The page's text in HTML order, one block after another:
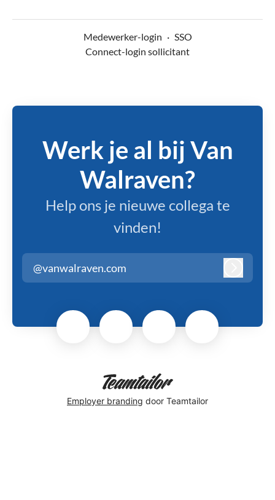
Medewerker-login · SSO
Connect-login sollicitant
Werk je al bij Van
Walraven?
Help ons je nieuwe collega te
vinden!
@vanwalraven.com
Employer branding door Teamtailor